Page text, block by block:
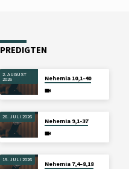
PREDIGTEN
2. AUGUST
2026 Nehemia 10,1-40
26. JULI 2026
Nehemia 9,1-37
19. JULI 2026
Nehemia 7,4–8,18